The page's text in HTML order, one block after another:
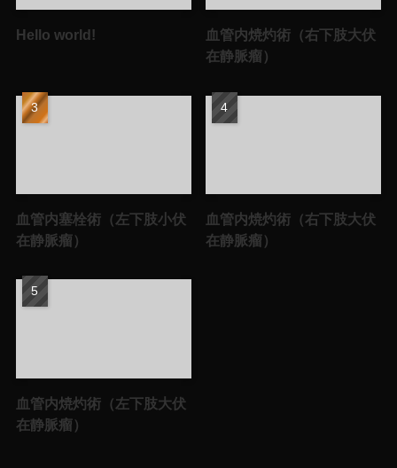
Hello world!
血管内焼灼術（右下肢大伏
在静脈瘤）
血管内塞栓術（左下肢小伏
在静脈瘤）
血管内焼灼術（右下肢大伏
在静脈瘤）
血管内焼灼術（左下肢大伏
在静脈瘤）